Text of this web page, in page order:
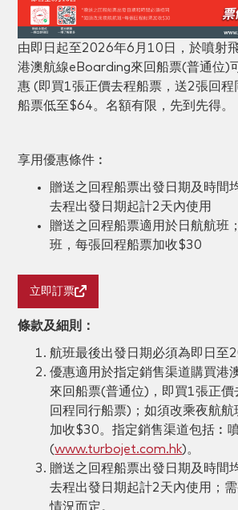
由即日起至2026年6月10日，於噴射
港澳航線eBoarding來回船票(普通位)
惠 (即買1張正價去程船票，送2張回程
船票低至$64。名額有限，先到先得。
享用優惠條件︰
贈送之回程船票出發日期及時間
去程出發日期起計2天內使用
贈送之回程船票適用於日航航班
班，每張回程船票加收$30
立即訂票
條款及細則：
航班最後出發日期必須為即日至
優惠適用於指定銷售渠道購買港
來回船票(普通位)，即買1張正
回程同行船票)；如須改乘夜航
加收$30。指定銷售渠道包括︰
(www.turbojet.com.hk)。
贈送之回程船票出發日期及時間
去程出發日期起計2天內使用；
情況而定。